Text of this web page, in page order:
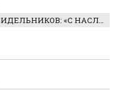
ГЛУХОЙ АКТЕР АЛЕКСАНДР СИДЕЛЬНИКОВ: «С НАСЛАЖДЕНИЕМ ИГРАЛ ОТРИЦАТЕЛЬНОГО ГЕРОЯ!»